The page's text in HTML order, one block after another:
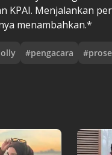
KPAI. Menjalankan
menambahkan.*
#pengacara #